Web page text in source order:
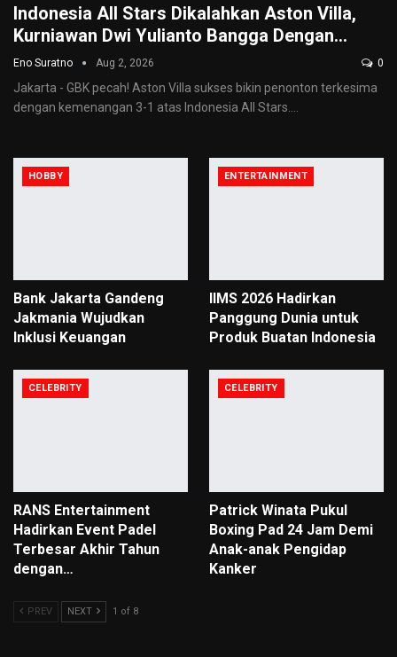
Indonesia All Stars Dikalahkan Aston Villa,
Kurniawan Dwi Yulianto Bangga Dengan…
Eno Suratno Aug 2, 2026 0
Jakarta - GBK pecah! Aston Villa sukses bikin penonton terkesima
dengan kemenangan 3-1 atas Indonesia All Stars.
HOBBY
Bank Jakarta Gandeng
Jakmania Wujudkan
Inklusi Keuangan
ENTERTAINMENT
IIMS 2026 Hadirkan
Panggung Dunia untuk
Produk Buatan Indonesia
CELEBRITY
RANS Entertainment
Hadirkan Event Padel
Terbesar Akhir Tahun
dengan…
CELEBRITY
Patrick Winata Pukul
Boxing Pad 24 Jam Demi
Anak-anak Pengidap
Kanker
PREV NEXT 1 of 8